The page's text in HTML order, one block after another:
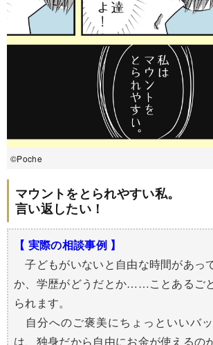
©Poche
マウントをとられやすい私。
言い返したい！
【 実際の相談事例 】
子どもがいないと自由な時間があっ
か、学歴がどうだとか……ことあるご
られます。
自分へのご褒美にちょっといいバ
は、独身だから自由にお金が使えるの